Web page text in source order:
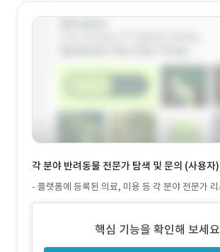
각 분야 반려동물 전문가 탐색 및 문의 (사용자)
- 플랫폼에 등록된 의료, 미용 등 각 분야 전문가 리
있습니다. - 각 분야 전문가는 카테고리로 구분됩
핵심 기능을 확인해 보세